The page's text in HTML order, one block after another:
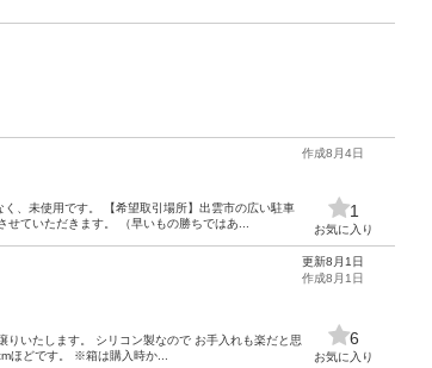
、未使用です。 【希望取引場所】出雲市の広い駐車
ていただきます。 （早いもの勝ちではあ...
作成8月4日
1
お気に入り
いたします。 シリコン製なので お手入れも楽だと思
ほどです。 ※箱は購入時か...
更新8月1日
作成8月1日
6
お気に入り